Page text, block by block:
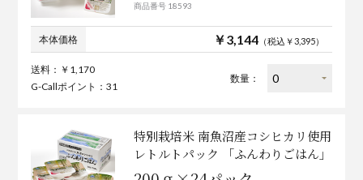
商品番号 18593
本体価格 ￥3,144（税込￥3,395）
送料：￥1,170
G-Callポイント：31
数量：
特別栽培米 南魚沼産コシヒカリ使用
レトルトパック 「ふんわりごはん」